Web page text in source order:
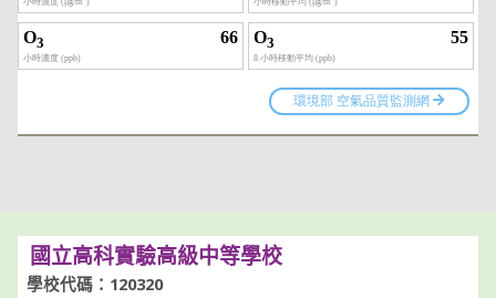
國立高科實驗高級中等學校
學校代碼：120320